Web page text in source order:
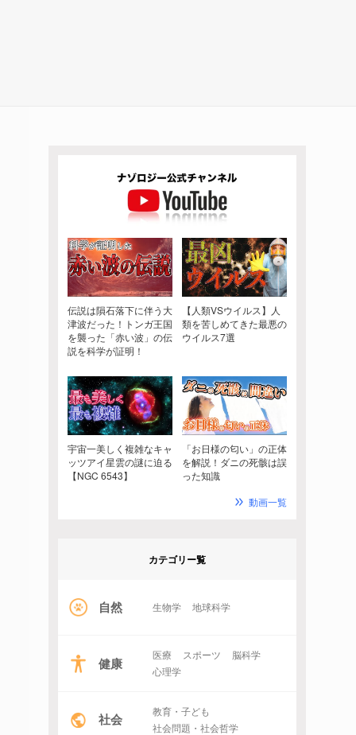
伝説は隕石落下に伴う大
津波だった！トンガ王国
を襲った「赤い波」の伝
説を科学が証明！
【人類VSウイルス】人
類を苦しめてきた最悪の
ウイルス7選
宇宙一美しく複雑なキャ
ッツアイ星雲の謎に迫る
【NGC 6543】
「お日様の匂い」の正体
を解説！ダニの死骸は誤
った知識
動画一覧
カテゴリー覧
自然 生物学 地球科学
健康 医療 スポーツ
脳科学
心理学
社会
教育・子ども
社会問題・社会哲学